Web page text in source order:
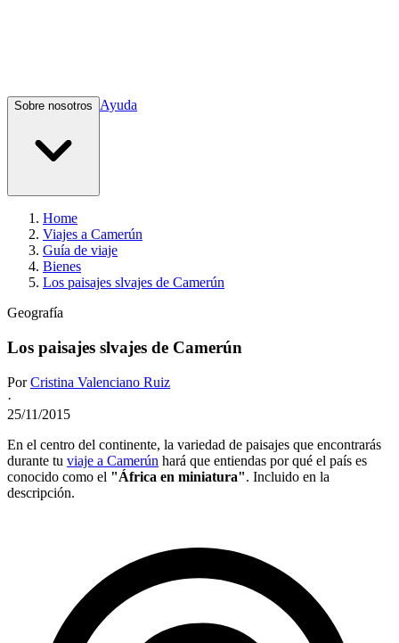
Sobre nosotros Ayuda
Home
Viajes a Camerún
Guía de viaje
Bienes
Los paisajes slvajes de Camerún
Geografía
Los paisajes slvajes de Camerún
PorCristina Valenciano Ruiz
·
25/11/2015
En el centro del continente, la variedad de paisajes que encontrarás
durante tu viaje a Camerún ​​hará que entiendas por qué el país es
conocido como el "África en miniatura". Incluido en la
descripción.